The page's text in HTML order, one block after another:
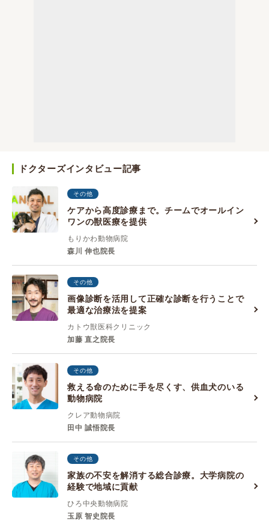
ドクターズインタビュー記事
その他
ケアから高度診療まで。チームでオールイン
ワンの獣医療を提供
もりかわ動物病院
森川 伸也院長
その他
画像診断を活用して正確な診断を行うことで
最適な治療法を提案
カトウ獣医科クリニック
加藤 直之院長
その他
救える命のために手を尽くす、供血犬のいる
動物病院
クレア動物病院
田中 誠悟院長
その他
家族の不安を解消する総合診療。大学病院の
経験で地域に貢献
ひろ中央動物病院
玉原 智史院長